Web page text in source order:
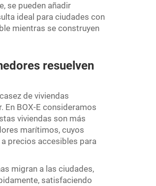
se pueden añadir
ideal para ciudades con
mientras se construyen
resuelven
de viviendas
En BOX-E consideramos
viviendas son más
marítimos, cuyos
precios accesibles para
migran a las ciudades,
satisfaciendo